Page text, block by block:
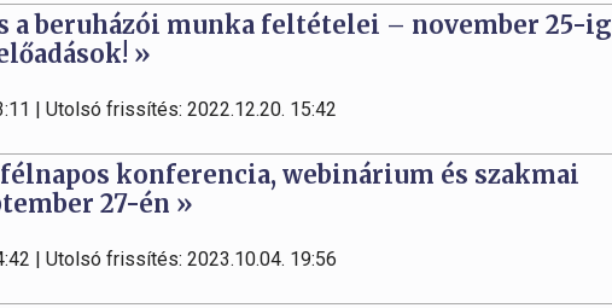
a beruházói munka feltételei – november 25-ig
»
| Utolsó frissítés: 2022.12.20. 15:42
konferencia, webinárium és szakmai
27-én »
| Utolsó frissítés: 2023.10.04. 19:56